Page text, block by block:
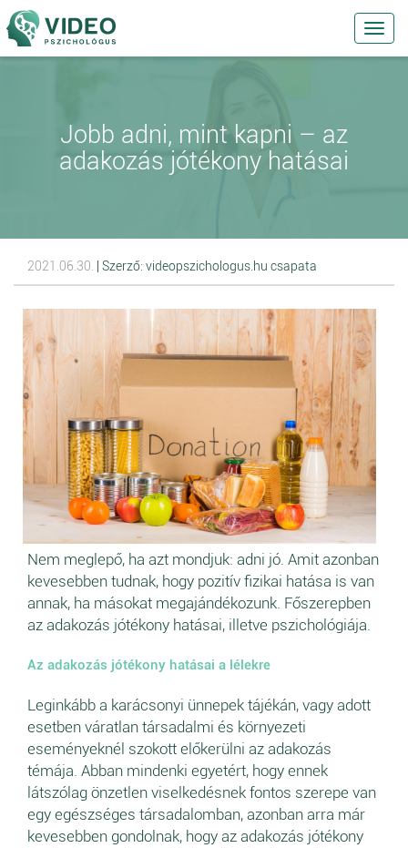
Jobb adni, mint kapni – az
adakozás jótékony hatásai
2021.06.30. | Szerző: videopszichologus.hu csapata
Nem meglepő, ha azt mondjuk: adni jó. Amit azonban
kevesebben tudnak, hogy pozitív fizikai hatása is van
annak, ha másokat megajándékozunk. Főszerepben
az adakozás jótékony hatásai, illetve pszichológiája.
Az adakozás jótékony hatásai a lélekre
Leginkább a karácsonyi ünnepek tájékán, vagy adott
esetben váratlan társadalmi és környezeti
eseményeknél szokott előkerülni az adakozás
témája. Abban mindenki egyetért, hogy ennek
látszólag önzetlen viselkedésnek fontos szerepe van
egy egészséges társadalomban, azonban arra már
kevesebben gondolnak, hogy az adakozás jótékony